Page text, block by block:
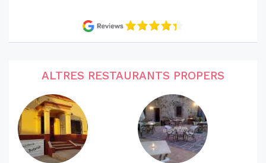
ALTRES RESTAURANTS PROPERS